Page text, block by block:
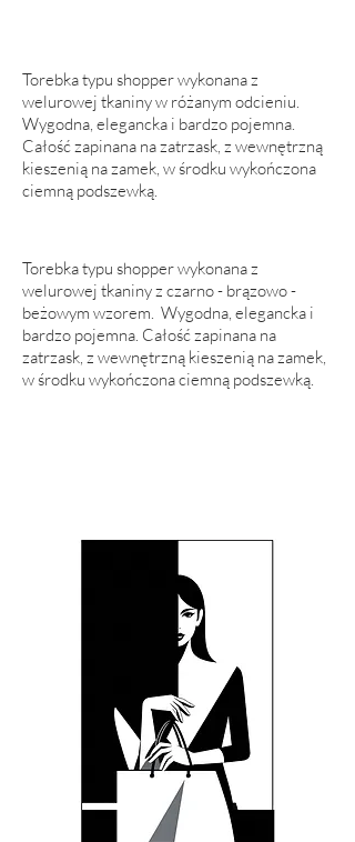
Torebka typu shopper wykonana z
welurowej tkaniny w różanym odcieniu.
Wygodna, elegancka i bardzo pojemna.
Całość zapinana na zatrzask, z wewnętrzną
kieszenią na zamek, w środku wykończona
ciemną podszewką.
Torebka typu shopper wykonana z
welurowej tkaniny z czarno - brązowo -
beżowym wzorem. Wygodna, elegancka i
bardzo pojemna. Całość zapinana na
zatrzask, z wewnętrzną kieszenią na zamek,
w środku wykończona ciemną podszewką.